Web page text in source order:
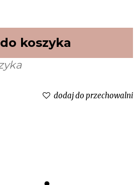
do koszyka
dodaj do przechowalni